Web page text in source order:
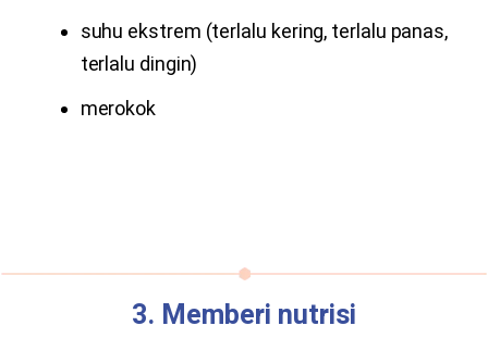
suhu ekstrem (terlalu kering, terlalu panas,
terlalu dingin)
merokok
3. Memberi nutrisi